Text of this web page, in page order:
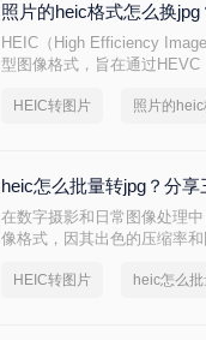
照片的heic格式怎么换jpg
HEIC（High Efficiency
型图像格式，旨在通过
照片转换为JPG格式。那么
HEIC转图片 照片的
heic怎么批量转jpg？分享
在数字摄影和日常图像处理
像格式，因其出色的压缩率
更通用的JPG格式。那么
HEIC转图片 heic怎么